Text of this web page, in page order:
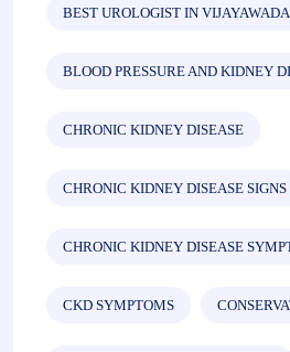
BEST UROLOGIST IN VIJAYAWADA
BLOOD PRESSURE AND KIDNEY
CHRONIC KIDNEY DISEASE
CHRONIC KIDNEY DISEASE SIGNS
CHRONIC KIDNEY DISEASE
CKD SYMPTOMS